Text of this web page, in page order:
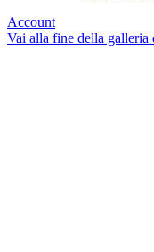
Account
Vai alla fine della galleria